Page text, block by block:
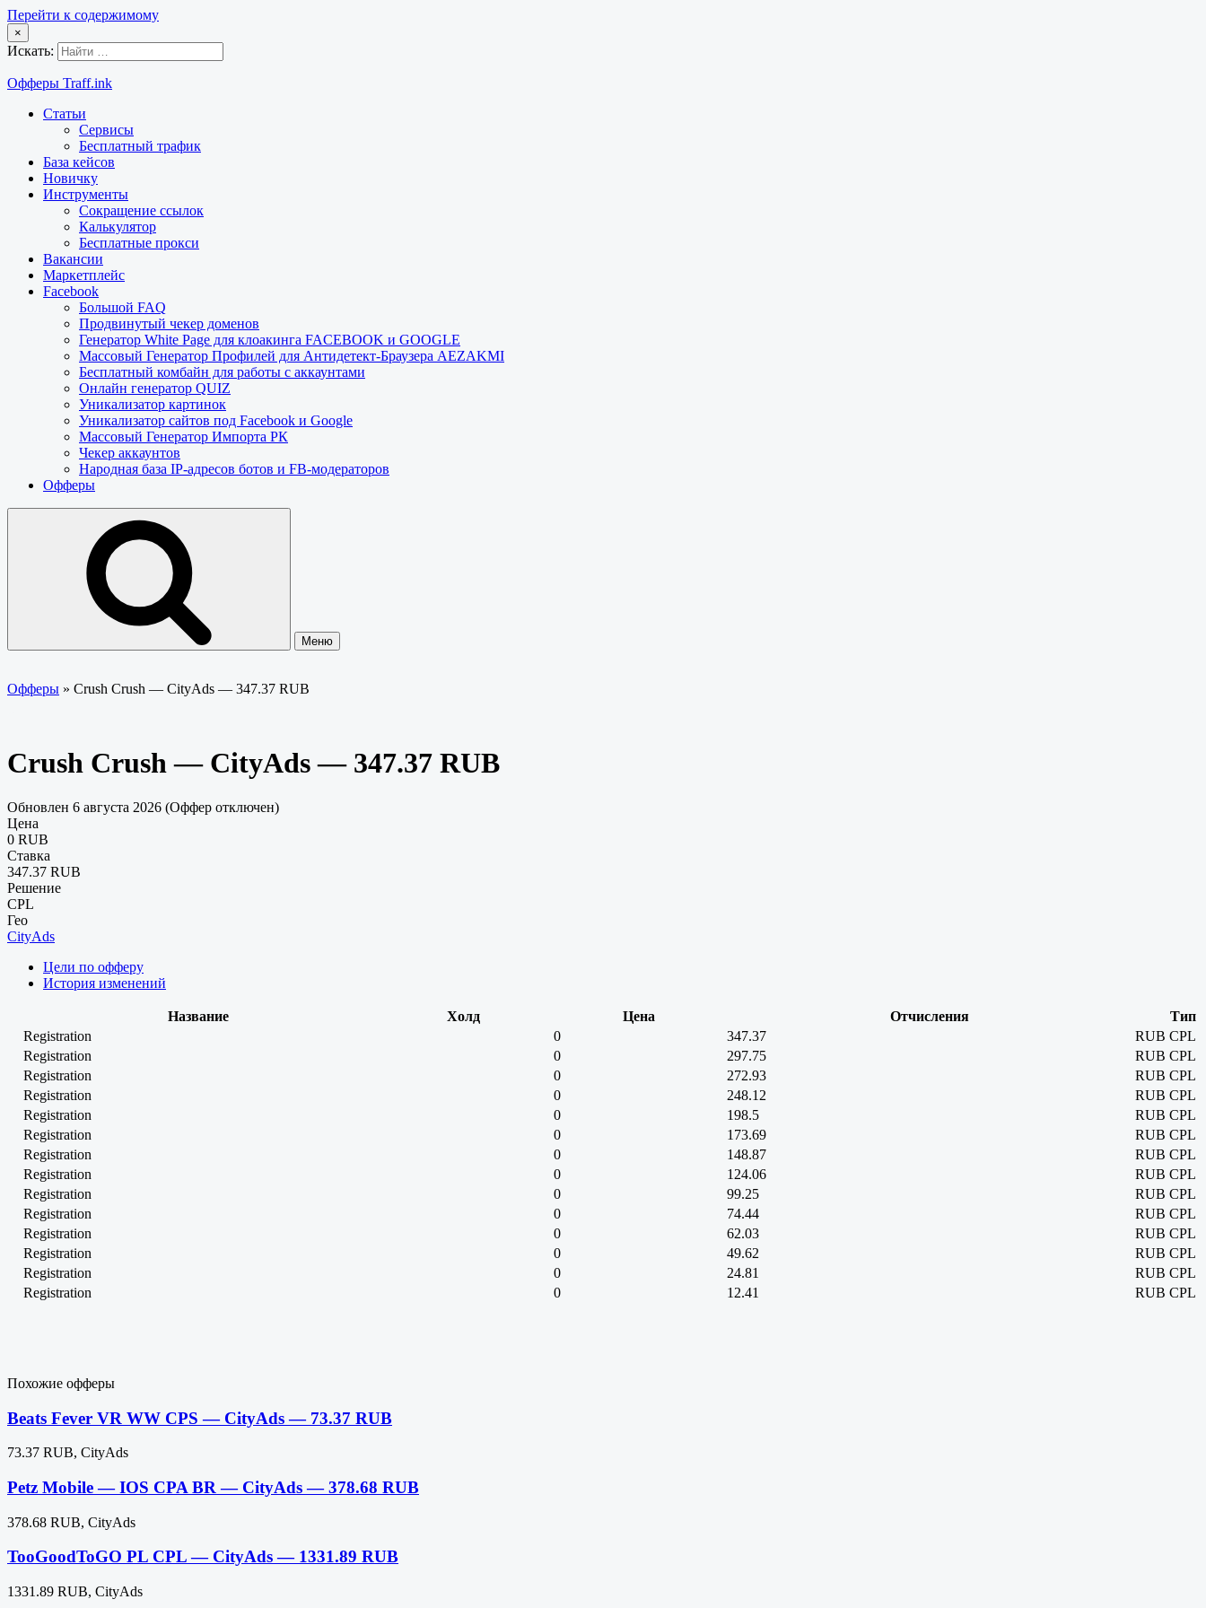
Перейти к содержимому
×
Искать:
Офферы Traff.ink
Статьи
Сервисы
Бесплатный трафик
База кейсов
Новичку
Инструменты
Сокращение ссылок
Калькулятор
Бесплатные прокси
Вакансии
Маркетплейс
Facebook
Большой FAQ
Продвинутый чекер доменов
Генератор White Page для клоакинга FACEBOOK и GOOGLE
Массовый Генератор Профилей для Антидетект-Браузера AEZAKMI
Бесплатный комбайн для работы с аккаунтами
Онлайн генератор QUIZ
Уникализатор картинок
Уникализатор сайтов под Facebook и Google
Массовый Генератор Импорта РК
Чекер аккаунтов
Народная база IP-адресов ботов и FB-модераторов
Офферы
Меню
Офферы » Crush Crush — CityAds — 347.37 RUB
Crush Crush — CityAds — 347.37 RUB
Обновлен 6 августа 2026 (Оффер отключен)
Цена
0 RUB
Ставка
347.37 RUB
Решение
CPL
Гео
CityAds
Цели по офферу
История изменений
Название Холд Цена Отчисления
Тип
Registration
0 347.37 RUB CPL
Registration
0 297.75 RUB CPL
Registration
0 272.93 RUB CPL
Registration
0 248.12 RUB CPL
Registration
0 198.5 RUB CPL
Registration
0 173.69 RUB CPL
Registration
0 148.87 RUB CPL
Registration
0 124.06 RUB CPL
Registration
0 99.25 RUB CPL
Registration
0 74.44 RUB CPL
Registration
0 62.03 RUB CPL
Registration
0 49.62 RUB CPL
Registration
0 24.81 RUB CPL
Registration
0 12.41 RUB CPL
Похожие офферы
Beats Fever VR WW CPS — CityAds — 73.37 RUB
73.37 RUB, CityAds
Petz Mobile — IOS CPA BR — CityAds — 378.68 RUB
378.68 RUB, CityAds
TooGoodToGO PL CPL — CityAds — 1331.89 RUB
1331.89 RUB, CityAds